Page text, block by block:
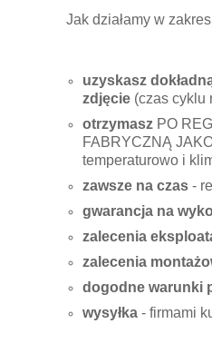
Jak działamy w
uzyskasz
zdjęcie (czas cyklu
otrzymasz PO
FABRYCZNĄ
temperaturowo i
zawsze na czas -
gwarancja na
zalecenia
zalecenia
dogodne warunki
wysyłka - firmami